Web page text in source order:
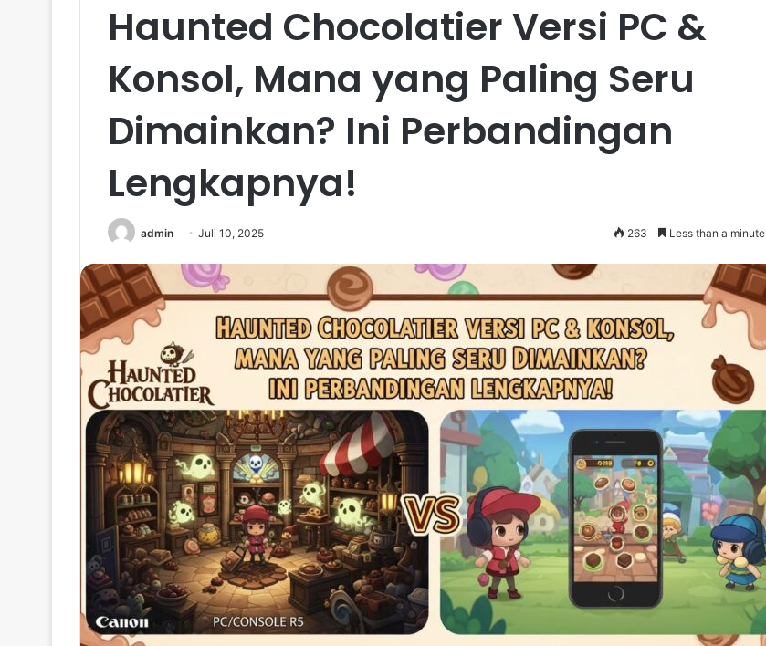
Haunted Chocolatier Versi PC &
Konsol, Mana yang Paling Seru
Dimainkan? Ini Perbandingan
Lengkapnya!
admin Juli 10, 2025 263 Less than a minute